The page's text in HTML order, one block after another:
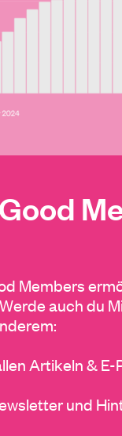
Members
auch du
Artikeln & E-
und